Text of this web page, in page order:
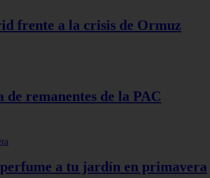
frente a la crisis de Ormuz
remanentes de la PAC
perfume a tu jardín en primavera